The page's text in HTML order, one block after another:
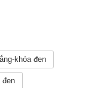
khóa đen
đen